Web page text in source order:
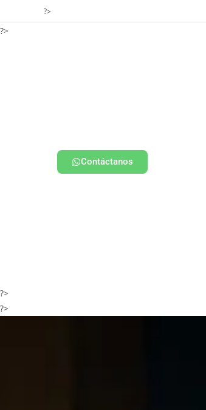
?>
?>
Contáctanos
?>
?>